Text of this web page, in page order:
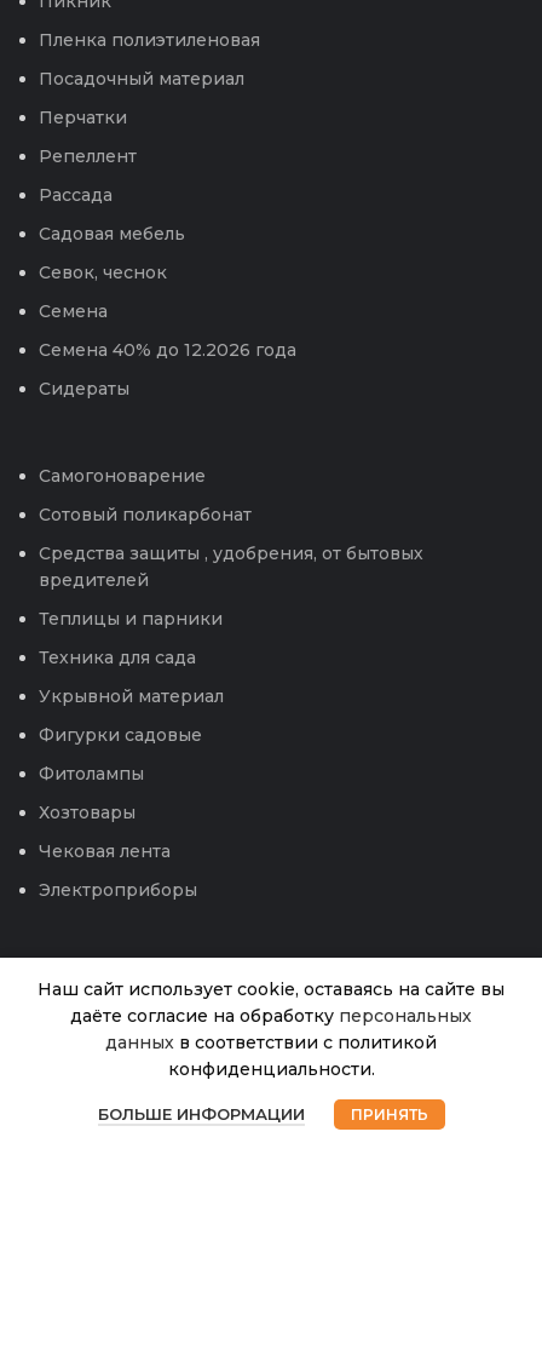
Пленка полиэтиленовая
Посадочный материал
Перчатки
Репеллент
Рассада
Садовая мебель
Севок, чеснок
Семена
Семена 40% до 12.2026 года
Сидераты
Самогоноварение
Сотовый поликарбонат
Средства защиты , удобрения, от бытовых
вредителей
Теплицы и парники
Техника для сада
Укрывной материал
Фигурки садовые
Фитолампы
Хозтовары
Чековая лента
Электроприборы
Наш сайт использует cookie, оставаясь на сайте вы
даёте согласие на обработку персональных
данных в соответствии с политикой
конфиденциальности.
БОЛЬШЕ ИНФОРМАЦИИ ПРИНЯТЬ
5кг
390.00₽
наличии
Магазин Избранное Корзина Мой аккаунт